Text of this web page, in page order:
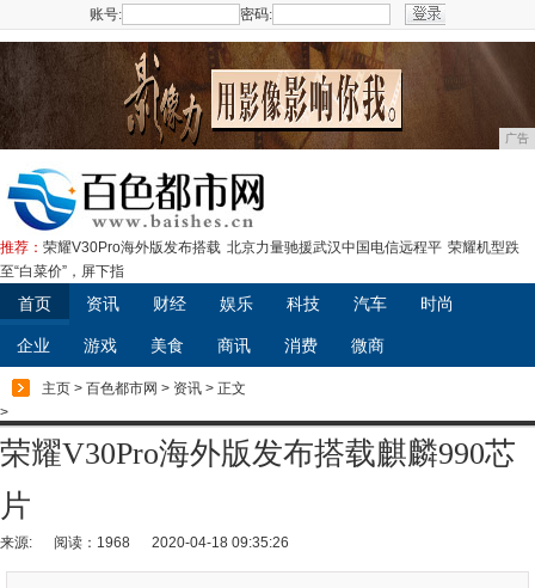
账号: 密码:
广告
推荐： 荣耀V30Pro海外版发布搭载 北京力量驰援武汉中国电信远程平 荣耀机型跌
至“白菜价”，屏下指
首页 资讯 财经 娱乐 科技 汽车 时尚
企业 游戏 美食 商讯 消费 微商
主页 > 百色都市网 > 资讯 > 正文
>
荣耀V30Pro海外版发布搭载麒麟990芯
片
来源: 阅读：1968 2020-04-18 09:35:26